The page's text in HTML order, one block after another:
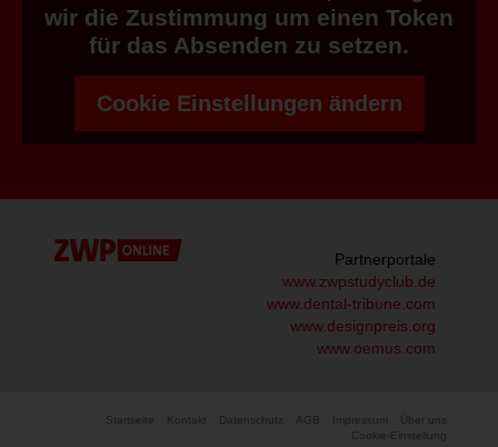
wir die Zustimmung um einen Token
für das Absenden zu setzen.
Cookie Einstellungen ändern
Partnerportale
www.zwpstudyclub.de
www.dental-tribune.com
www.designpreis.org
www.oemus.com
Startseite Kontakt Datenschutz AGB Impressum
Über uns
Cookie-Einstellung